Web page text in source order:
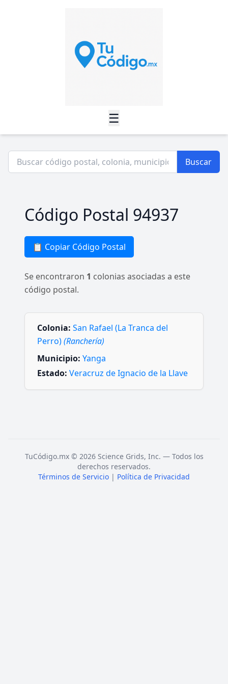
☰
Buscar
Código Postal 94937
📋 Copiar Código Postal
Se encontraron 1 colonias asociadas a este
código postal.
Colonia: San Rafael (La Tranca del
Perro)(Ranchería)
Municipio: Yanga
Estado: Veracruz de Ignacio de la Llave
TuCódigo.mx © 2026 Science Grids, Inc. — Todos los
derechos reservados.
Términos de Servicio | Política de Privacidad